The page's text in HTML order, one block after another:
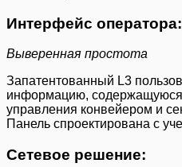
Интерфейс оператора:
Выверенная простота
Запатентованный L3
информацию, содержащуюся
управления конвейером и
Панель спроектирована с
Сетевое решение: